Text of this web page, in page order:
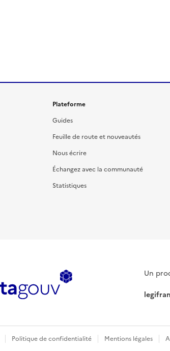
Plateforme
Guides
Feuille de route et nouveautés
Nous écrire
Échangez avec la communauté
Statistiques
Un
Politique de confidentialité Mentions légales